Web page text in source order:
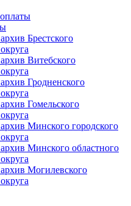
Брестского
Витебского
Гродненского
Гомельского
Минского городского
Минского областного
Могилевского